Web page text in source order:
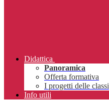
Didattica
Panoramica
Offerta formativa
I progetti delle classi
Info utili